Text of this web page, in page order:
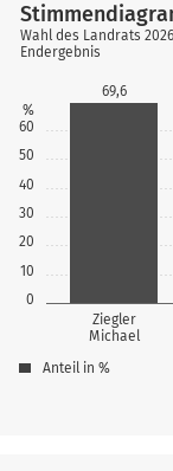
0
10
20
30
40
50
60
%
Ziegler
Michael
69,6
Wahl des Landrats
Endergebnis
Anteil in %